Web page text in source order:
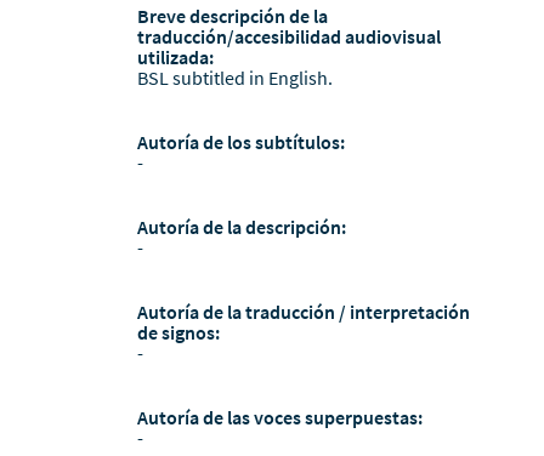
Breve descripción de la
traducción/accesibilidad audiovisual
utilizada:
BSL subtitled in English.
Autoría de los subtítulos:
-
Autoría de la descripción:
-
Autoría de la traducción / interpretación
de signos:
-
Autoría de las voces superpuestas:
-